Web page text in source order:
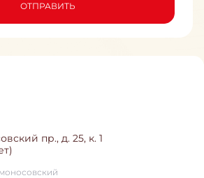
ОТПРАВИТЬ
пр., д. 25, к. 1